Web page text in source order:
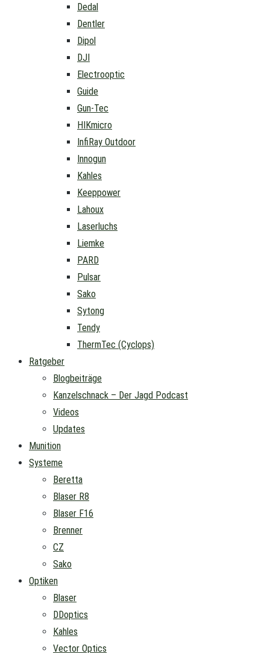
Dedal
Dentler
Dipol
DJI
Electrooptic
Guide
Gun-Tec
HIKmicro
InfiRay Outdoor
Innogun
Kahles
Keeppower
Lahoux
Laserluchs
Liemke
PARD
Pulsar
Sako
Sytong
Tendy
ThermTec (Cyclops)
Ratgeber
Blogbeiträge
Kanzelschnack – Der Jagd Podcast
Videos
Updates
Munition
Systeme
Beretta
Blaser R8
Blaser F16
Brenner
CZ
Sako
Optiken
Blaser
DDoptics
Kahles
Vector Optics